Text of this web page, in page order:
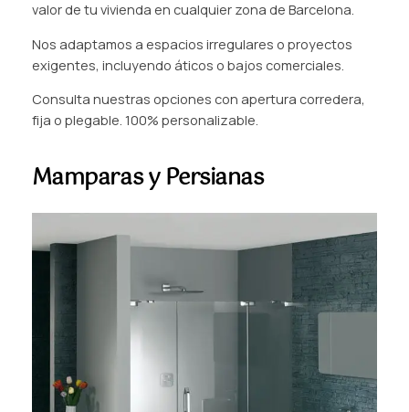
valor de tu vivienda en cualquier zona de Barcelona.
Nos adaptamos a espacios irregulares o proyectos
exigentes, incluyendo áticos o bajos comerciales.
Consulta nuestras opciones con apertura corredera,
fija o plegable. 100% personalizable.
Mamparas y Persianas